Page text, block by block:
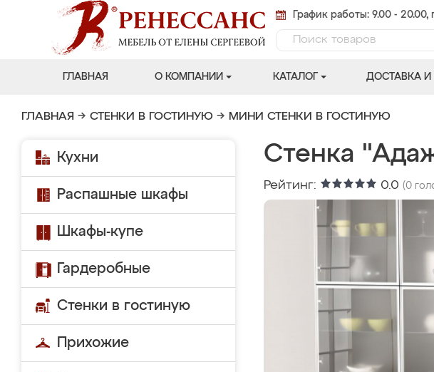
График работы: 9.00 - 20.00,
ГЛАВНАЯ О КОМПАНИИ КАТАЛОГ ДОСТАВКА И
ГЛАВНАЯ → СТЕНКИ В ГОСТИНУЮ → МИНИ СТЕНКИ В ГОСТИНУЮ
Кухни
Распашные шкафы
Шкафы-купе
Гардеробные
Стенки в гостиную
Прихожие
Стенка
Рейтинг: 0.0 (0